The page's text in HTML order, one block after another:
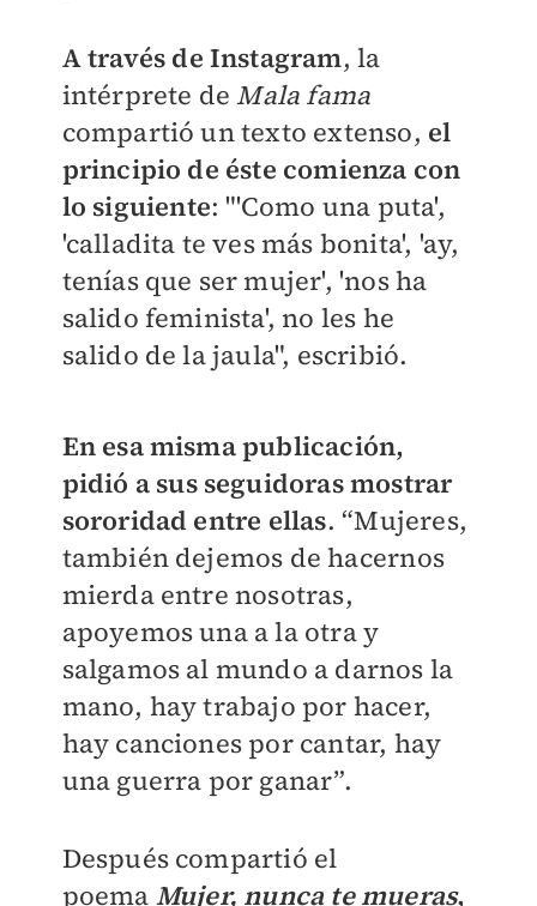
A través de Instagram, la
intérprete de Mala fama
compartió un texto extenso, el
principio de éste comienza con
lo siguiente: "'Como una puta',
'calladita te ves más bonita', 'ay,
tenías que ser mujer', 'nos ha
salido feminista', no les he
salido de la jaula", escribió.
En esa misma publicación,
pidió a sus seguidoras mostrar
sororidad entre ellas. “Mujeres,
también dejemos de hacernos
mierda entre nosotras,
apoyemos una a la otra y
salgamos al mundo a darnos la
mano, hay trabajo por hacer,
hay canciones por cantar, hay
una guerra por ganar”.
Después compartió el
poema Mujer, nunca te mueras,